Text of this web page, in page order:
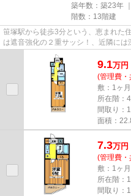
築年数：築23年
階数：13階建
笹塚駅から徒歩3分という、恵まれた
は遮音強化の２重サッシ！、近隣には
ビニ・商店街がございます。平...
9.1万円
(管理費
敷：1ヶ
所在階：
間取り：
面積：
7.3万円
(管理費
敷：1ヶ
所在階：
間取り：